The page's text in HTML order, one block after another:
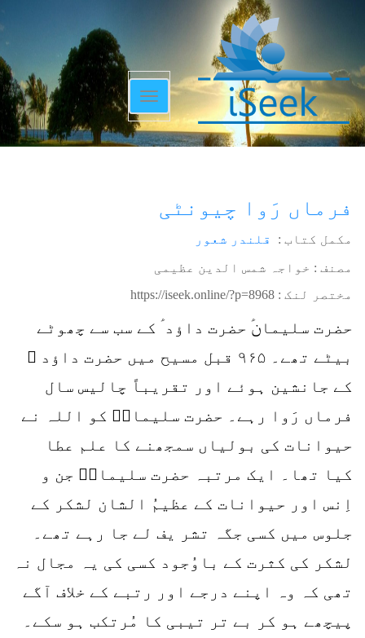
Toggle
navigation
فرماں رَوا چیونٹی
مکمل کتاب : قلندر شعور
مصنف : خواجہ شمس الدین عظیمی
مختصر لنک : https://iseek.online/?p=8968
حضرت سلیمانؑ حضرت داؤد ؑ کے سب سے چھوٹے
بیٹے تھے۔ ۹۶۵ قبل مسیح میں حضرت داؤد ؑ
کے جانشین ہوئے اور تقریباً چالیس سال
فرماں رَوا رہے۔ حضرت سلیمانؑ کو اللہ نے
حیوانات کی بولیاں سمجھنے کا علم عطا
کیا تھا۔ ایک مرتبہ حضرت سلیمانؑ جن و
اِنس اور حیوانات کے عظیمُ الشان لشکر کے
جلوس میں کسی جگہ تشر یف لے جا رہے تھے۔
لشکر کی کثرت کے باوُجود کسی کی یہ مجال نہ
تھی کہ وہ اپنے درجے اور رتبے کے خلاف آگے
پیچھے ہو کر بے تر تیبی کا مُرتکب ہو سکے۔